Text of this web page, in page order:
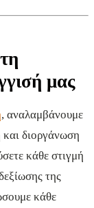
μας
, αναλαμβάνουμε
διοργάνωση
κάθε στιγμή
της
κάθε